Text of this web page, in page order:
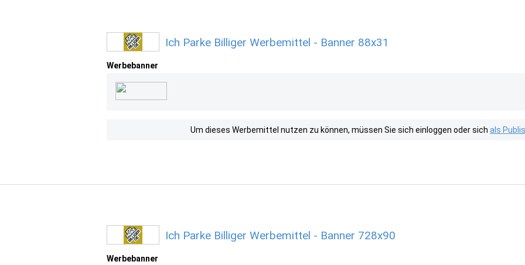
Ich Parke Billiger Werbemittel - Banner 88x31
Werbebanner
Um dieses Werbemittel nutzen zu können, müssen Sie sich einloggen oder sich als
Ich Parke Billiger Werbemittel - Banner 728x90
Werbebanner